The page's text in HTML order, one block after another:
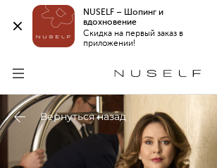
NUSELF – Шопинг и
вдохновение
Скидка на первый заказ в
приложении!
Вернуться назад